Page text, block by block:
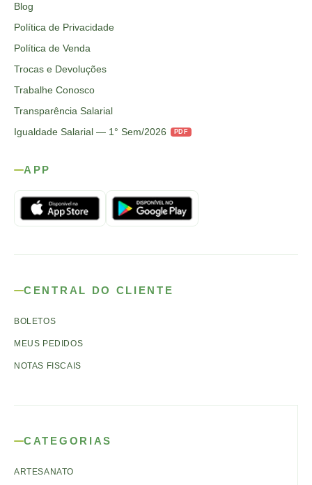
Blog
Política de Privacidade
Política de Venda
Trocas e Devoluções
Trabalhe Conosco
Transparência Salarial
Igualdade Salarial — 1° Sem/2026
PDF
APP
CENTRAL DO CLIENTE
BOLETOS
MEUS PEDIDOS
NOTAS FISCAIS
CATEGORIAS
ARTESANATO